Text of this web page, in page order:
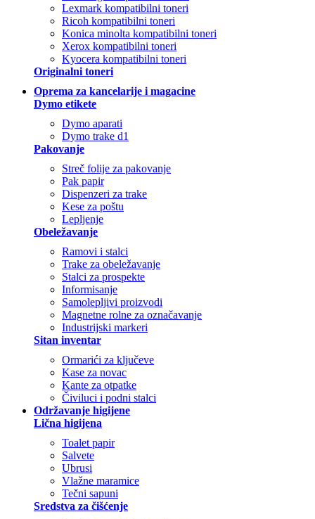
Lexmark kompatibilni toneri
Ricoh kompatibilni toneri
Konica minolta kompatibilni toneri
Xerox kompatibilni toneri
Kyocera kompatibilni toneri
Originalni toneri
Oprema za kancelarije i magacine
Dymo etikete
Dymo aparati
Dymo trake d1
Pakovanje
Streč folije za pakovanje
Pak papir
Dispenzeri za trake
Kese za poštu
Lepljenje
Obeležavanje
Ramovi i stalci
Trake za obeležavanje
Stalci za prospekte
Informisanje
Samolepljivi proizvodi
Magnetne rolne za označavanje
Industrijski markeri
Sitan inventar
Ormarići za ključeve
Kase za novac
Kante za otpatke
Čiviluci i podni stalci
Održavanje higijene
Lična higijena
Toalet papir
Salvete
Ubrusi
Vlažne maramice
Tečni sapuni
Sredstva za čišćenje